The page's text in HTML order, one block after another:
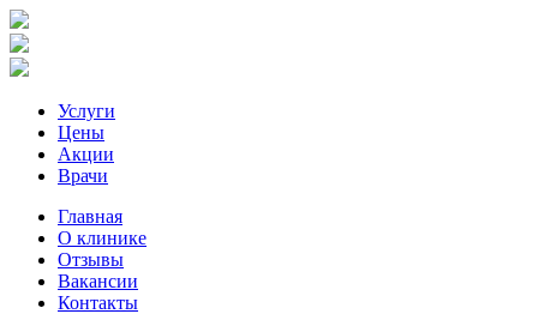
Услуги
Цены
Акции
Врачи
Главная
О клинике
Отзывы
Вакансии
Контакты